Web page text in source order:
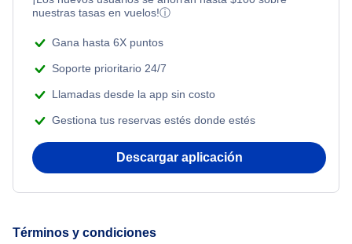
Flights from Nueva York to Estanbul
Flights from Nueva York to Mumbai
Flights from Shanghai to Nueva York
nuestras tasas en vuelos!ⓘ
Gana hasta 6X puntos
Soporte prioritario 24/7
Llamadas desde la app sin costo
Gestiona tus reservas estés donde estés
Descargar aplicación
Términos y condiciones